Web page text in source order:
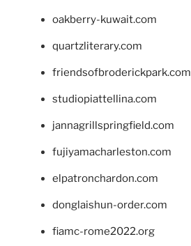
oakberry-kuwait.com
quartzliterary.com
friendsofbroderickpark.com
studiopiattellina.com
jannagrillspringfield.com
fujiyamacharleston.com
elpatronchardon.com
donglaishun-order.com
fiamc-rome2022.org